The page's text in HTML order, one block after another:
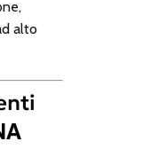
alto